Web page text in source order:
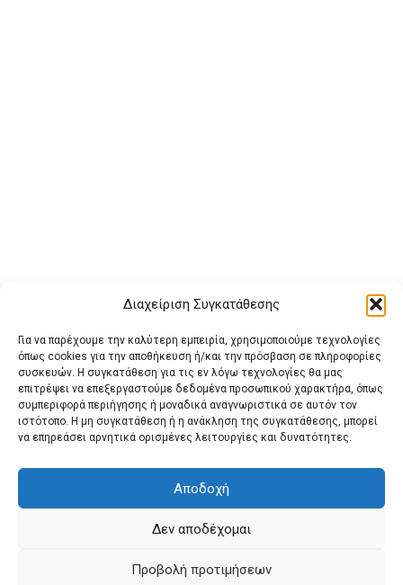
Διαχείριση Συγκατάθεσης
Για να παρέχουμε την καλύτερη εμπειρία, χρησιμοποιούμε τεχνολογίες
όπως cookies για την αποθήκευση ή/και την πρόσβαση σε πληροφορίες
συσκευών. Η συγκατάθεση για τις εν λόγω τεχνολογίες θα μας
επιτρέψει να επεξεργαστούμε δεδομένα προσωπικού χαρακτήρα, όπως
συμπεριφορά περιήγησης ή μοναδικά αναγνωριστικά σε αυτόν τον
ιστότοπο. Η μη συγκατάθεση ή η ανάκληση της συγκατάθεσης, μπορεί
να επηρεάσει αρνητικά ορισμένες λειτουργίες και δυνατότητες.
Αποδοχή
Δεν αποδέχομαι
Προβολή προτιμήσεων
Buy Adspace ΑΡΧΙΚΗ ΕΠΙΚΟΙΝΩΝΙΑ
ΟΡΟΙ ΧΡΗΣΗΣ